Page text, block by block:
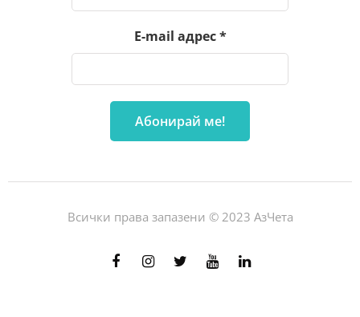
E-mail адрес*
Всички права запазени © 2023 АзЧета